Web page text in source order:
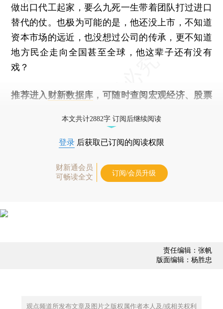
做出口代工起家，要么九死一生带着团队打过进口
替代的仗。也极为可能的是，他还没上市，不知道
资本市场的远近，也没想过公司的传承，更不知道
地方民企走向全国甚至全球，他这辈子还有没有
戏？
推荐进入 财新数据库 ，可随时查阅宏观经济、股票
本文共计2882字 订阅后继续阅读
登录 后获取已订阅的阅读权限
财新通会员
可畅读全文
订阅/会员升级
责任编辑：张帆
版面编辑：杨胜忠
观点频道所发布文章及图片之版权属作者本人及/或相关权利